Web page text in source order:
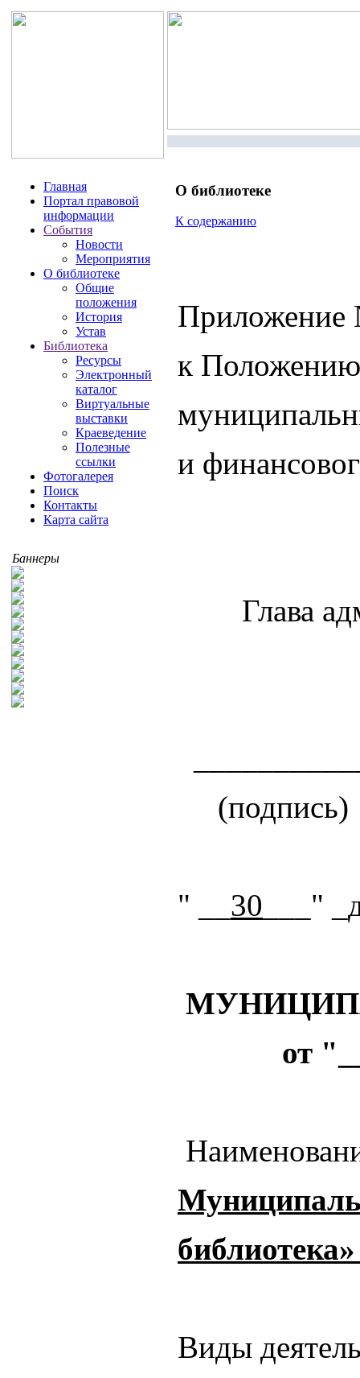
Главная
Портал правовой
информации
События
Новости
Мероприятия
О библиотеке
Общие
положения
История
Устав
Библиотека
Ресурсы
Электронный
каталог
Виртуальные
выставки
Краеведение
Полезные
ссылки
Фотогалерея
Поиск
Контакты
Карта сайта
Баннеры
О библиотеке
К содержанию
к Положению
и
Глава
" __ 30 ___" _
от
Виды